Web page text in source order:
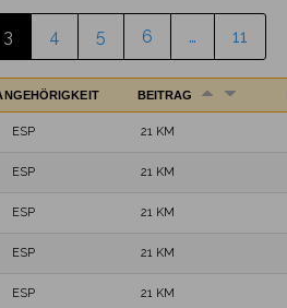
3 4 5 6 … 11
BEITRAG
ESP 21 KM
ESP 21 KM
ESP 21 KM
ESP 21 KM
ESP 21 KM